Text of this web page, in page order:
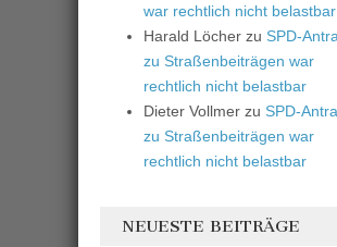
war rechtlich nicht belastbar
Harald Löcher zu SPD-
zu Straßenbeiträgen war
rechtlich nicht belastbar
Dieter Vollmer zu SPD-
zu Straßenbeiträgen war
rechtlich nicht belastbar
NEUESTE BEITRÄGE